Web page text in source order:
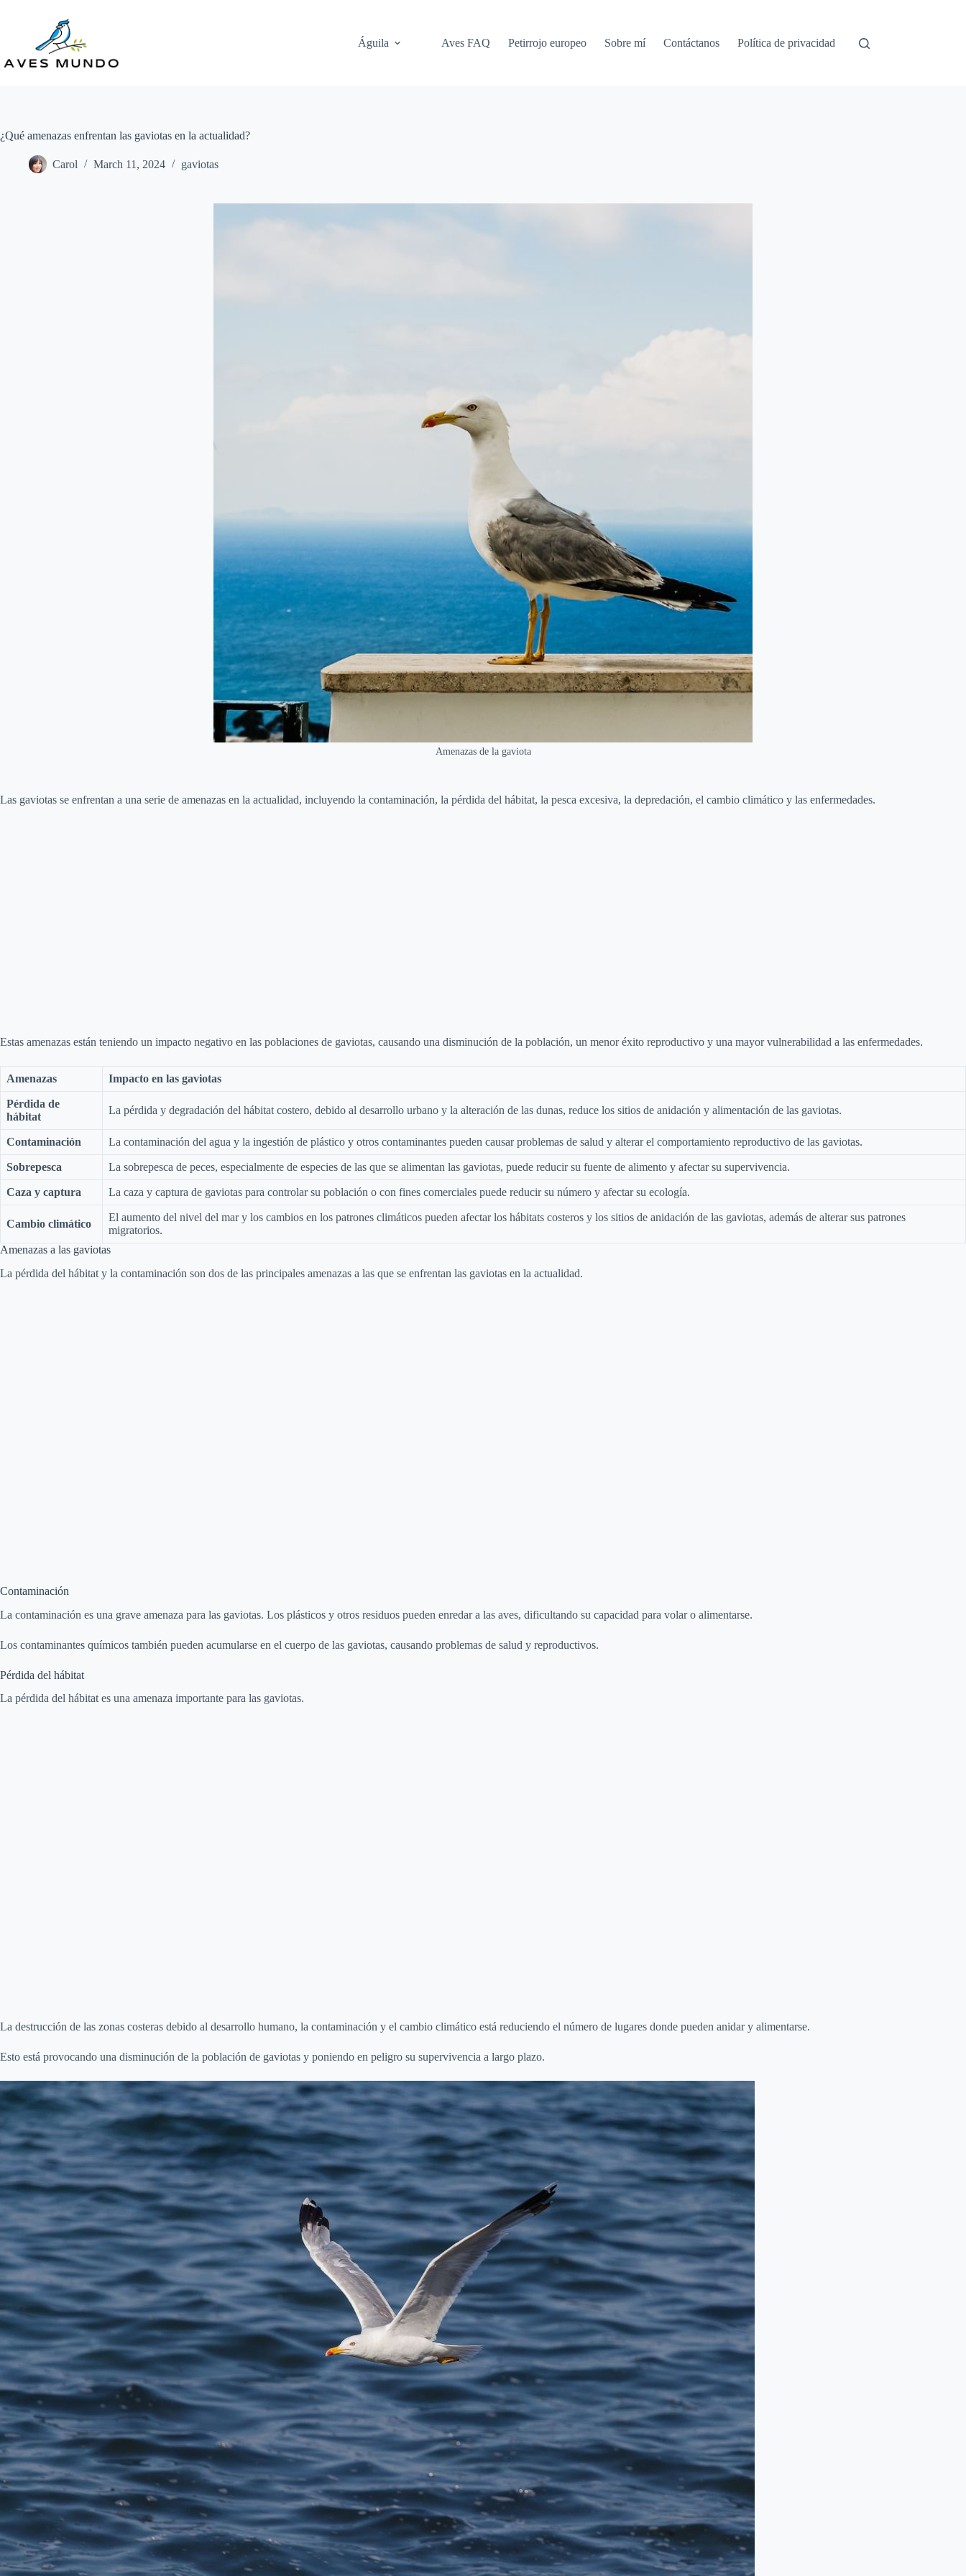
Águila
Aves FAQ Petirrojo europeo Sobre mí Contáctanos Política de privacidad
¿Qué amenazas enfrentan las gaviotas en la actualidad?
Carol March 11, 2024 gaviotas
Amenazas de la gaviota
Las gaviotas se enfrentan a una serie de amenazas en la actualidad, incluyendo la contaminación, la pérdida del hábitat, la pesca excesiva, la depredación, el cambio climático y las enfermedades.
Estas amenazas están teniendo un impacto negativo en las poblaciones de gaviotas, causando una disminución de la población, un menor éxito reproductivo y una mayor vulnerabilidad a las enfermedades.
Amenazas Impacto en las gaviotas
Pérdida de
hábitat
La pérdida y degradación del hábitat costero, debido al desarrollo urbano y la alteración de las dunas, reduce los sitios de anidación y alimentación de las gaviotas.
Contaminación La contaminación del agua y la ingestión de plástico y otros contaminantes pueden causar problemas de salud y alterar el comportamiento reproductivo de las gaviotas.
Sobrepesca La sobrepesca de peces, especialmente de especies de las que se alimentan las gaviotas, puede reducir su fuente de alimento y afectar su supervivencia.
Caza y captura La caza y captura de gaviotas para controlar su población o con fines comerciales puede reducir su número y afectar su ecología.
Cambio climático
El aumento del nivel del mar y los cambios en los patrones climáticos pueden afectar los hábitats costeros y los sitios de anidación de las gaviotas, además de alterar sus patrones
migratorios.
Amenazas a las gaviotas
La pérdida del hábitat y la contaminación son dos de las principales amenazas a las que se enfrentan las gaviotas en la actualidad.
Contaminación
La contaminación es una grave amenaza para las gaviotas. Los plásticos y otros residuos pueden enredar a las aves, dificultando su capacidad para volar o alimentarse.
Los contaminantes químicos también pueden acumularse en el cuerpo de las gaviotas, causando problemas de salud y reproductivos.
Pérdida del hábitat
La pérdida del hábitat es una amenaza importante para las gaviotas.
La destrucción de las zonas costeras debido al desarrollo humano, la contaminación y el cambio climático está reduciendo el número de lugares donde pueden anidar y alimentarse.
Esto está provocando una disminución de la población de gaviotas y poniendo en peligro su supervivencia a largo plazo.